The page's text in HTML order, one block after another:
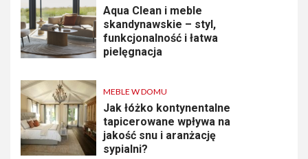
Aqua Clean i meble
skandynawskie – styl,
funkcjonalność i łatwa
pielęgnacja
MEBLE W DOMU
Jak łóżko kontynentalne
tapicerowane wpływa na
jakość snu i aranżację
sypialni?